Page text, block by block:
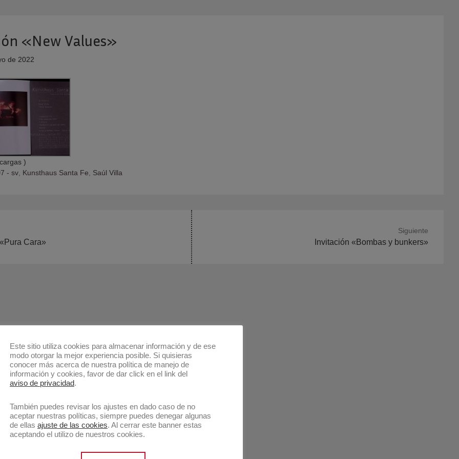
«New Values»
de 2022
)
- sv, Kunsthaus Santa Fe Saúl Villa
Cara»
Siguiente
Invitación «Bombas y bunkers»
Este sitio utiliza cookies para almacenar información y de ese
modo otorgar la mejor experiencia posible. Si quisieras
conocer más acerca de nuestra política de manejo de
información y cookies, favor de dar click en el link del
aviso de privacidad.
También puedes revisar los ajustes en dado caso de no
aceptar nuestras políticas, siempre puedes denegar algunas
de ellas ajuste de las cookies. Al cerrar este banner estas
aceptando el utilizo de nuestros cookies.